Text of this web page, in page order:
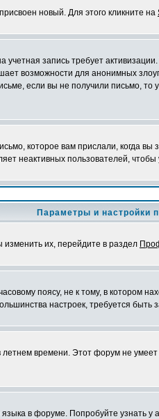
новый. Для этого кликните на
запись требует
возможности для анонимных
если вы не получили письмо,
которое вам прислали, когда
неактивных пользователей,
Параметры и настройки
их, перейдите в раздел
поясу, не к тому, в котором
настроек, требуется
времени. Этот форум не
в форуме. Попробуйте узнать